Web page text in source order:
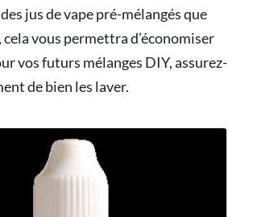
jus de vape pré-mélangés que
cela vous permettra d’économiser
vos futurs mélanges DIY, assurez-
de bien les laver.